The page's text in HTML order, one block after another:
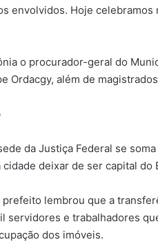
envolvidos. Hoje
o procurador-geral do
Ordacgy, além de
da Justiça Federal se
deixar de ser capital do
lembrou que a
servidores e trabalhadores
dos imóveis.